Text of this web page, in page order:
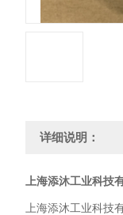
详细说明：
上海添沐工业科技
上海添沐工业科技